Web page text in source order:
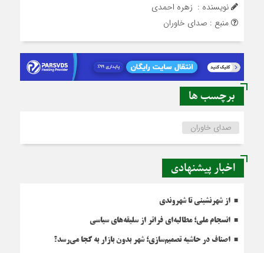
نویسنده : زهره احمدی
منبع : صدای خاوران
برچسب ها
صدای خاوران
اخبار پیشنهادی
از شهرنشینی تا شهروندی
انسجام ملی؛ مطالبه‌ای فراتر از سلیقه‌های سیاسی
اصناف در حاشیه تصمیم‌سازی؛ شهر بدون بازار به کجا می‌رسد؟